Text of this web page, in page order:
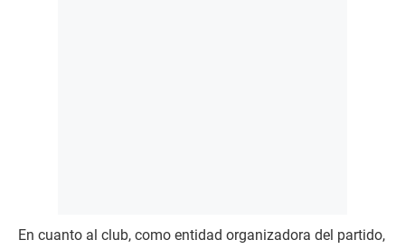
En cuanto al club, como entidad organizadora del partido,